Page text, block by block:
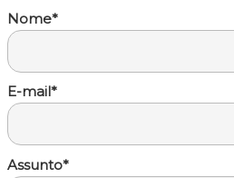
Nome*
E-mail*
Assunto*